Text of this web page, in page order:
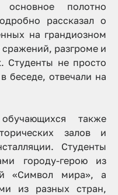
основное полотно
рассказал о
на грандиозном
разгроме и
Студенты не просто
беседе, отвечали на
также
залов и
Студенты
городу-герою из
«Символ мира», а
из разных стран,